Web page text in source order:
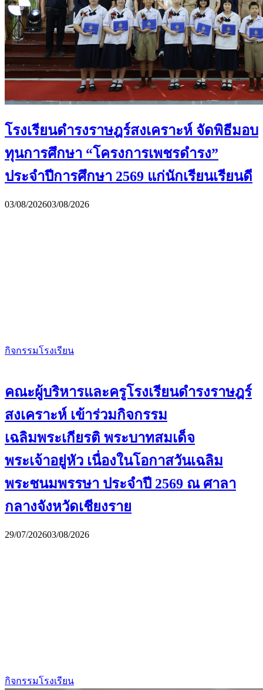
โรงเรียนดำรงราษฎร์สงเคราะห์ จัดพิธีมอบ
ทุนการศึกษา “โครงการเพชรดำรง”
ประจำปีการศึกษา 2569 แก่นักเรียนเรียนดี
03/08/202603/08/2026
กิจกรรมโรงเรียน
คณะผู้บริหารและครูโรงเรียนดำรงราษฎร์
สงเคราะห์ เข้าร่วมกิจกรรม
เฉลิมพระเกียรติ พระบาทสมเด็จ
พระเจ้าอยู่หัว เนื่องในโอกาสวันเฉลิม
พระชนมพรรษา ประจำปี 2569 ณ ศาลา
กลางจังหวัดเชียงราย
29/07/202603/08/2026
กิจกรรมโรงเรียน